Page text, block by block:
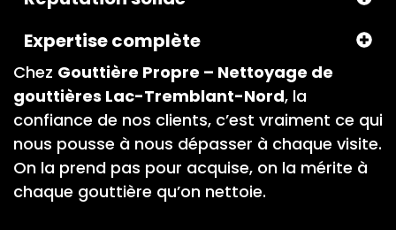
Expertise complète
Chez Gouttière Propre – Nettoyage de
gouttières Lac-Tremblant-Nord, la
confiance de nos clients, c’est vraiment ce qui
nous pousse à nous dépasser à chaque visite.
On la prend pas pour acquise, on la mérite à
chaque gouttière qu’on nettoie.